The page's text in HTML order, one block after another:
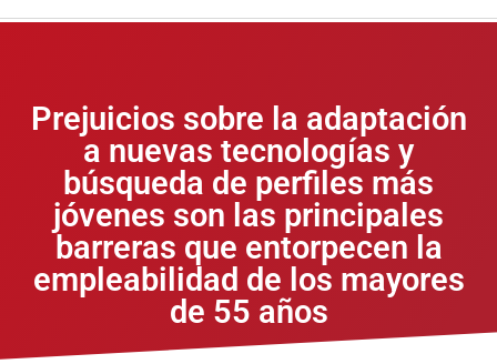
Prejuicios sobre la adaptación
a nuevas tecnologías y
búsqueda de perfiles más
jóvenes son las principales
barreras que entorpecen la
empleabilidad de los mayores
de 55 años